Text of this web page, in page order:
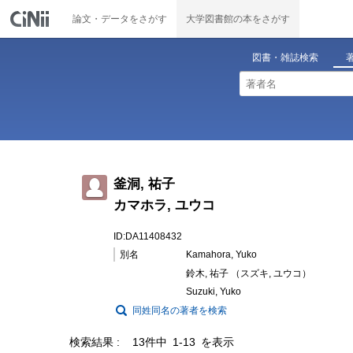
論文・データをさがす 大学図書館の本をさがす
図書・雑誌検索
釜洞, 祐子
カマホラ, ユウコ
ID:DA11408432
別名
Kamahora, Yuko
鈴木, 祐子 （スズキ, ユウコ）
Suzuki, Yuko
同姓同名の著者を検索
検索結果 13件中 1-13 を表示